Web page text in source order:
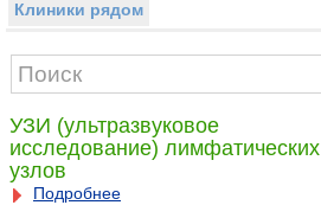
Клиники рядом
УЗИ (ультразвуковое
исследование) лимфатических
узлов
Подробнее